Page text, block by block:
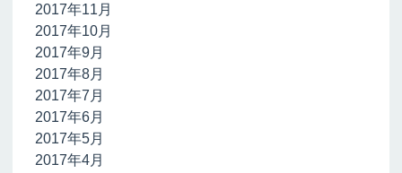
2017年11月
2017年10月
2017年9月
2017年8月
2017年7月
2017年6月
2017年5月
2017年4月